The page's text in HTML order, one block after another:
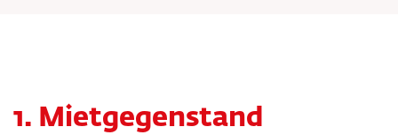
1. Mietgegenstand